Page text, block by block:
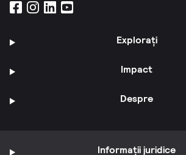
Explorați
Impact
Despre
Informații juridice